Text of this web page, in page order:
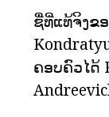
ຊື່ທີ່ແທ້ຈິງຂ
ຄອບຄົວໄດ້